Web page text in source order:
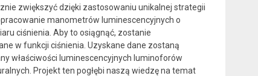
zwiększyć dzięki zastosowaniu unikalnej strategii
manometrów luminescencyjnych o
ciśnienia. Aby to osiągnąć, zostanie
w funkcji ciśnienia. Uzyskane dane zostaną
właściwości luminescencyjnych luminoforów
Projekt ten pogłębi naszą wiedzę na temat